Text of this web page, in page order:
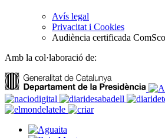
Avís legal
Privacitat i Cookies
Audiència certificada
Amb la col·laboració de: